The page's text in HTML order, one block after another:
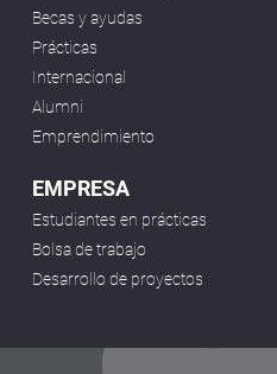
Becas y ayudas
Prácticas
Internacional
Alumni
Emprendimiento
EMPRESA
Estudiantes en prácticas
Bolsa de trabajo
Desarrollo de proyectos